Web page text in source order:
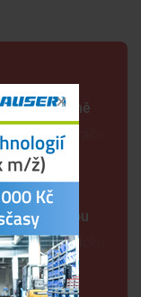
Klub zřejmě
nemá hráče
kočkovitou